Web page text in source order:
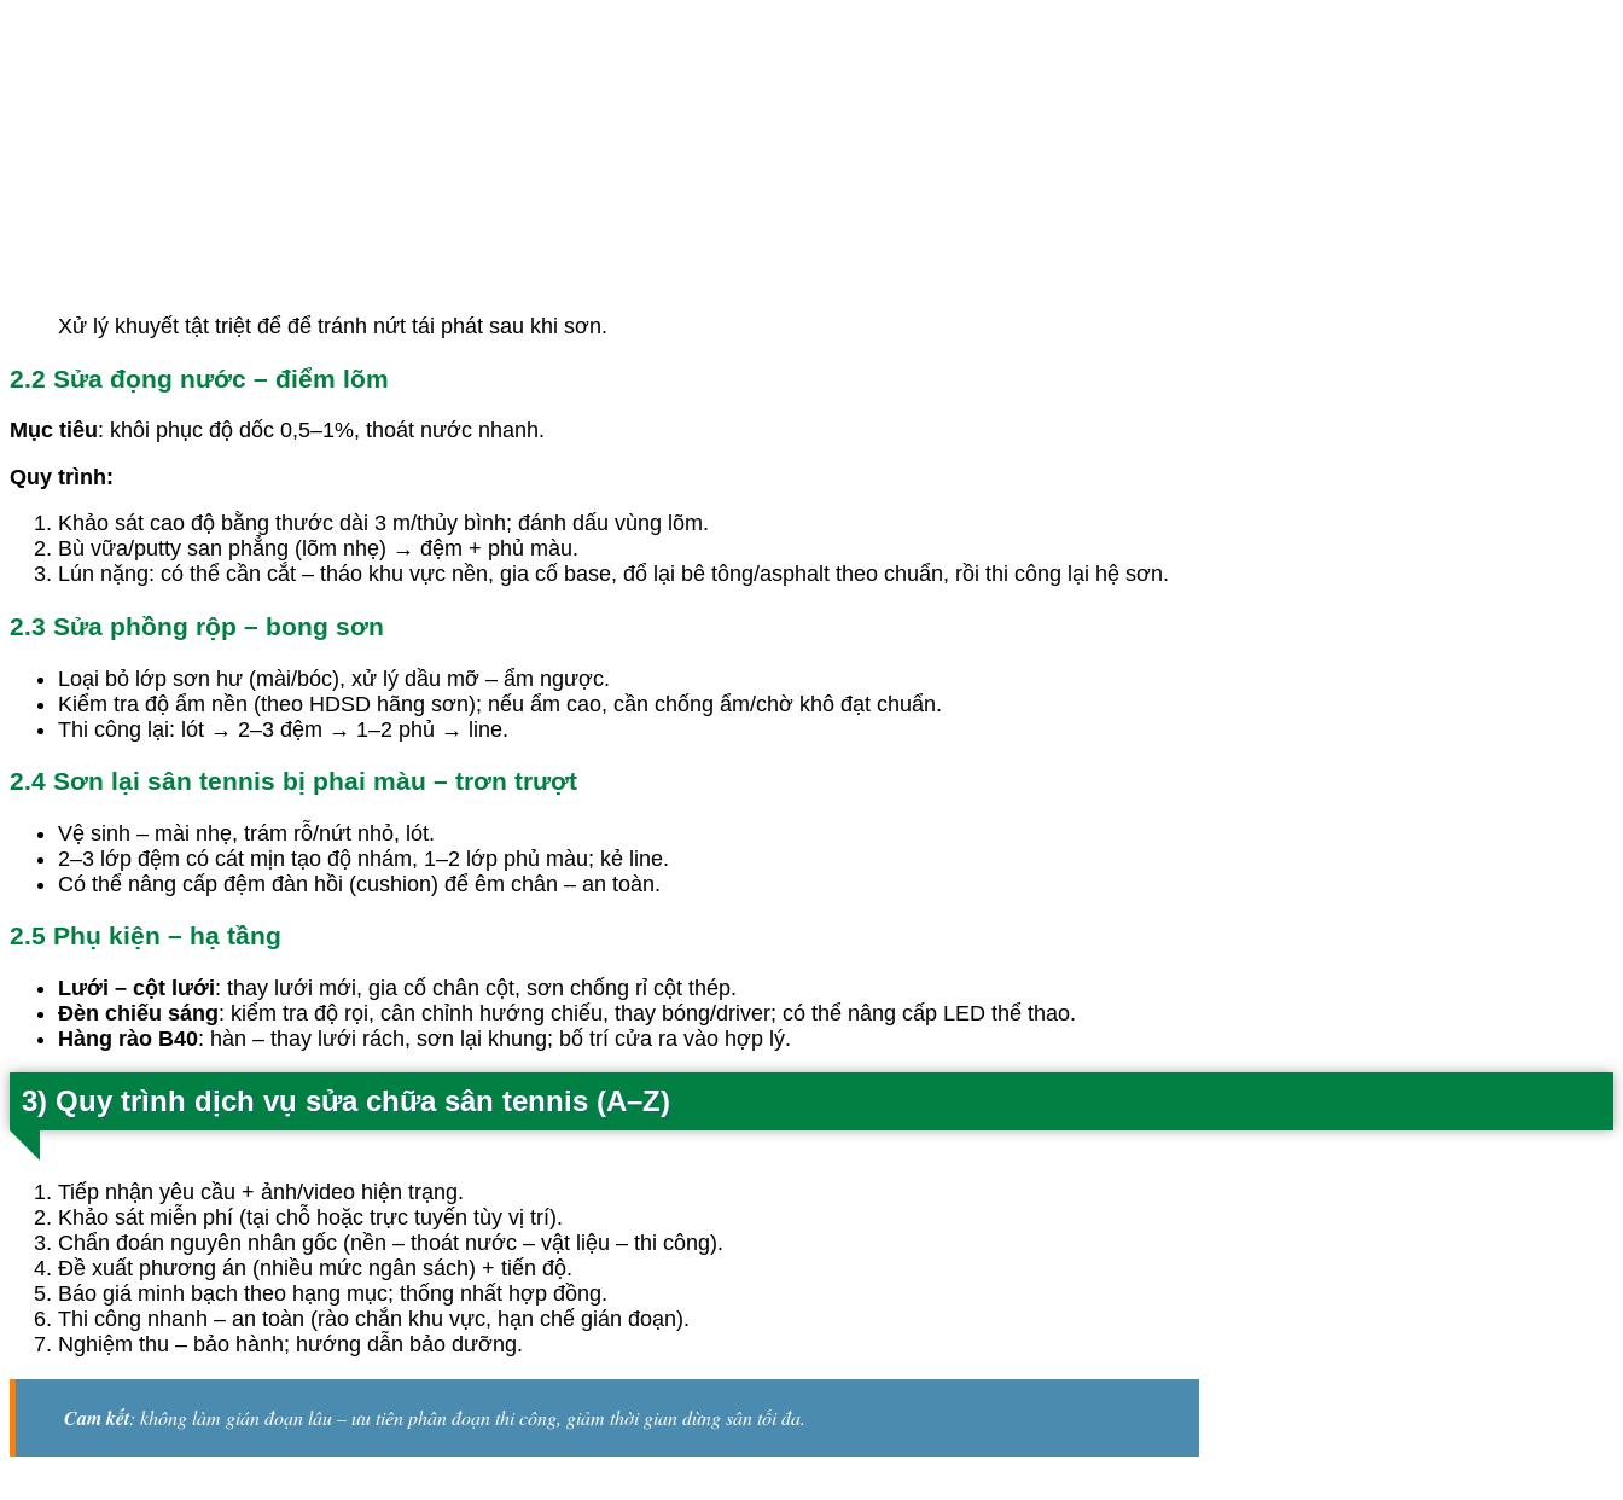
Xử lý khuyết tật triệt để để tránh nứt tái phát sau khi sơn.
2.2 Sửa đọng nước – điểm lõm
Mục tiêu: khôi phục độ dốc 0,5–1%, thoát nước nhanh.
Quy trình:
Khảo sát cao độ bằng thước dài 3 m/thủy bình; đánh dấu vùng lõm.
Bù vữa/putty san phẳng (lõm nhẹ) → đệm + phủ màu.
Lún nặng: có thể cần cắt – tháo khu vực nền, gia cố base, đổ lại bê tông/asphalt theo chuẩn, rồi thi công lại hệ sơn.
2.3 Sửa phồng rộp – bong sơn
Loại bỏ lớp sơn hư (mài/bóc), xử lý dầu mỡ – ẩm ngược.
Kiểm tra độ ẩm nền (theo HDSD hãng sơn); nếu ẩm cao, cần chống ẩm/chờ khô đạt chuẩn.
Thi công lại: lót → 2–3 đệm → 1–2 phủ → line.
2.4 Sơn lại sân tennis bị phai màu – trơn trượt
Vệ sinh – mài nhẹ, trám rỗ/nứt nhỏ, lót.
2–3 lớp đệm có cát mịn tạo độ nhám, 1–2 lớp phủ màu; kẻ line.
Có thể nâng cấp đệm đàn hồi (cushion) để êm chân – an toàn.
2.5 Phụ kiện – hạ tầng
Lưới – cột lưới: thay lưới mới, gia cố chân cột, sơn chống rỉ cột thép.
Đèn chiếu sáng: kiểm tra độ rọi, cân chỉnh hướng chiếu, thay bóng/driver; có thể nâng cấp LED thể thao.
Hàng rào B40: hàn – thay lưới rách, sơn lại khung; bố trí cửa ra vào hợp lý.
3) Quy trình dịch vụ sửa chữa sân tennis (A–Z)
Tiếp nhận yêu cầu + ảnh/video hiện trạng.
Khảo sát miễn phí (tại chỗ hoặc trực tuyến tùy vị trí).
Chẩn đoán nguyên nhân gốc (nền – thoát nước – vật liệu – thi công).
Đề xuất phương án (nhiều mức ngân sách) + tiến độ.
Báo giá minh bạch theo hạng mục; thống nhất hợp đồng.
Thi công nhanh – an toàn (rào chắn khu vực, hạn chế gián đoạn).
Nghiệm thu – bảo hành; hướng dẫn bảo dưỡng.
Cam kết: không làm gián đoạn lâu – ưu tiên phân đoạn thi công, giảm thời gian dừng sân tối đa.